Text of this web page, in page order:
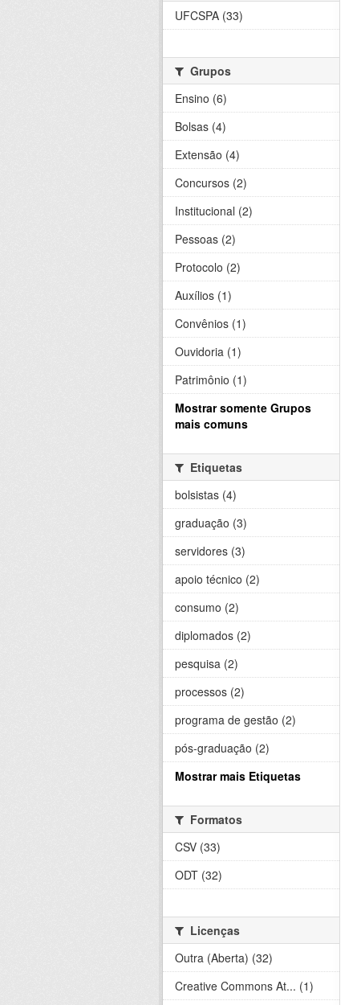
UFCSPA (33)
Grupos
Ensino (6)
Bolsas (4)
Extensão (4)
Concursos (2)
Institucional (2)
Pessoas (2)
Protocolo (2)
Auxílios (1)
Convênios (1)
Ouvidoria (1)
Patrimônio (1)
Mostrar somente Grupos
mais comuns
Etiquetas
bolsistas (4)
graduação (3)
servidores (3)
apoio técnico (2)
consumo (2)
diplomados (2)
pesquisa (2)
processos (2)
programa de gestão (2)
pós-graduação (2)
Mostrar mais Etiquetas
Formatos
CSV (33)
ODT (32)
Licenças
Outra (Aberta) (32)
Creative Commons At... (1)